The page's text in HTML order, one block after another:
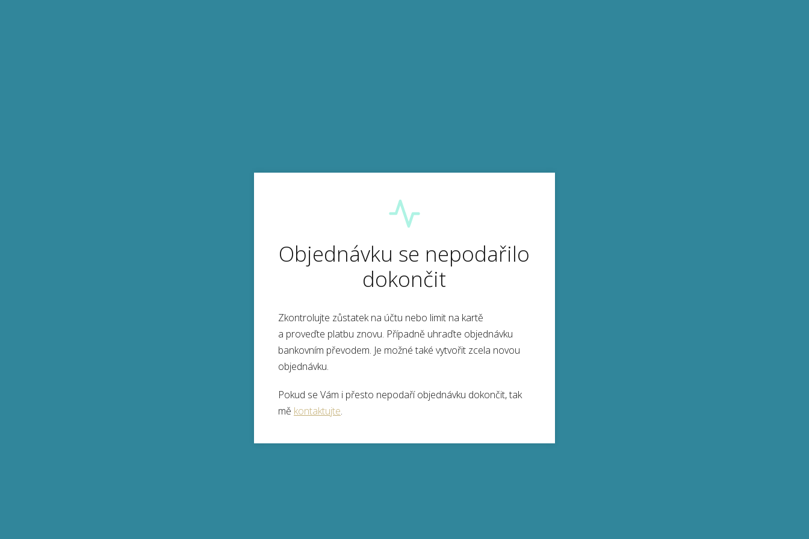
Objednávku se nepodařilo
dokončit
Zkontrolujte zůstatek na účtu nebo limit na kartě
a proveďte platbu znovu. Případně uhraďte objednávku
bankovním převodem. Je možné také vytvořit zcela novou
objednávku.
Pokud se Vám i přesto nepodaří objednávku dokončit, tak
mě kontaktujte.